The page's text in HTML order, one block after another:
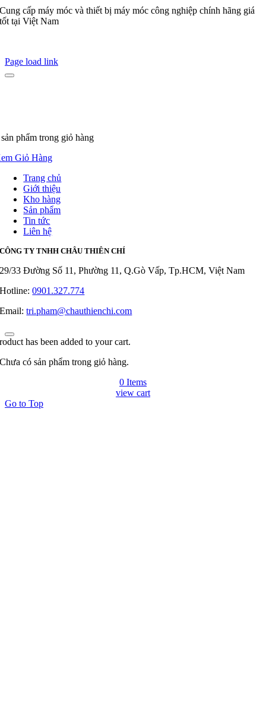
Cung cấp máy móc và thiết bị máy móc công nghiệp chính hãng giá
tốt tại Việt Nam
Page load link
phẩm trong giỏ hàng
Giỏ Hàng
Trang chủ
Giới thiệu
Kho hàng
Sản phẩm
Tin tức
Liên hệ
CÔNG TY TNHH CHÂU THIÊN CHÍ
29/33 Đường Số 11, Phường 11, Q.Gò Vấp, Tp.HCM, Việt Nam
Hotline:0901.327.774
Email:tri.pham@chauthienchi.com
has been added to your cart.
Chưa có sản phẩm trong giỏ hàng.
0 Items
view cart
Go to Top